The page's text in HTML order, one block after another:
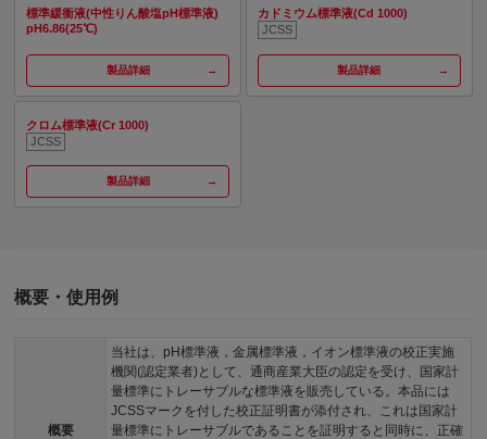
標準緩衝液(中性りん酸塩pH標準液)
pH6.86(25℃)
製品詳細
カドミウム標準液(Cd 1000)
JCSS
製品詳細
クロム標準液(Cr 1000)
JCSS
製品詳細
概要・使用例
概要
当社は、pH標準液，金属標準液，イオン標準液の校正実施
機関(認定業者)として、通商産業大臣の認定を受け、国家計
量標準にトレーサブルな標準液を販売している。本品には
JCSSマークを付した校正証明書が添付され、これは国家計
量標準にトレーサブルであることを証明すると同時に、正確